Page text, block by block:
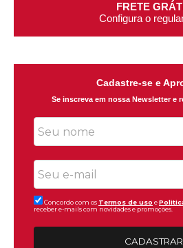
FRETE
Configura o
Cadastre-se e
Se inscreva em nossa Newsletter e
Concordo com os Termos de uso e
receber e-mails com novidades e promoções.
CADASTRAR